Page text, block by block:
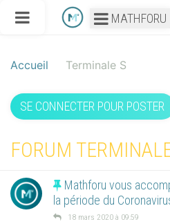
MATHFORU
Accueil Terminale S
SE CONNECTER POUR POSTER
FORUM
Mathforu vous
la période du
18 mars 2020 à 09:59